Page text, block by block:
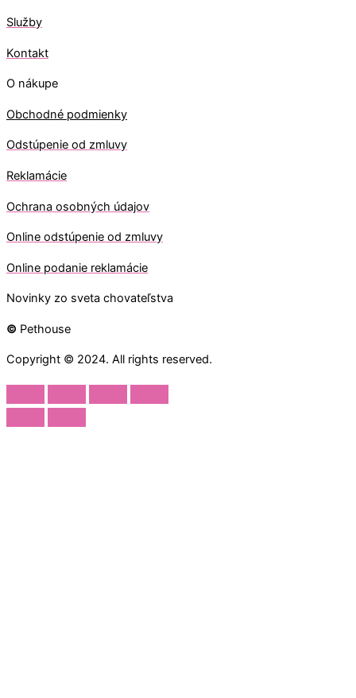
Služby
Kontakt
O nákupe
Obchodné podmienky
Odstúpenie od zmluvy
Reklamácie
Ochrana osobných údajov
Online odstúpenie od zmluvy
Online podanie reklamácie
Novinky zo sveta chovateľstva
© Pethouse
Copyright © 2024. All rights reserved.